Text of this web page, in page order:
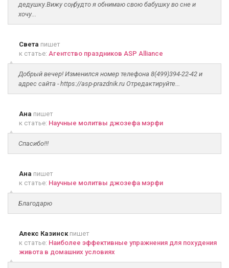
дедушку.Вижу соң, будто я обнимаю свою бабушку во сне и
хочу...
Света пишет
к статье: Агентство праздников ASP Alliance
Добрый вечер! Изменился номер телефона 8(499)394-22-42 и
адрес сайта - https://asp-prazdnik.ru Отредактируйте...
Ана пишет
к статье: Научные молитвы джозефа мэрфи
Спасибо!!!
Ана пишет
к статье: Научные молитвы джозефа мэрфи
Благодарю
Алекс Казинскпишет
к статье: Наиболее эффективные упражнения для похудения
живота в домашних условиях